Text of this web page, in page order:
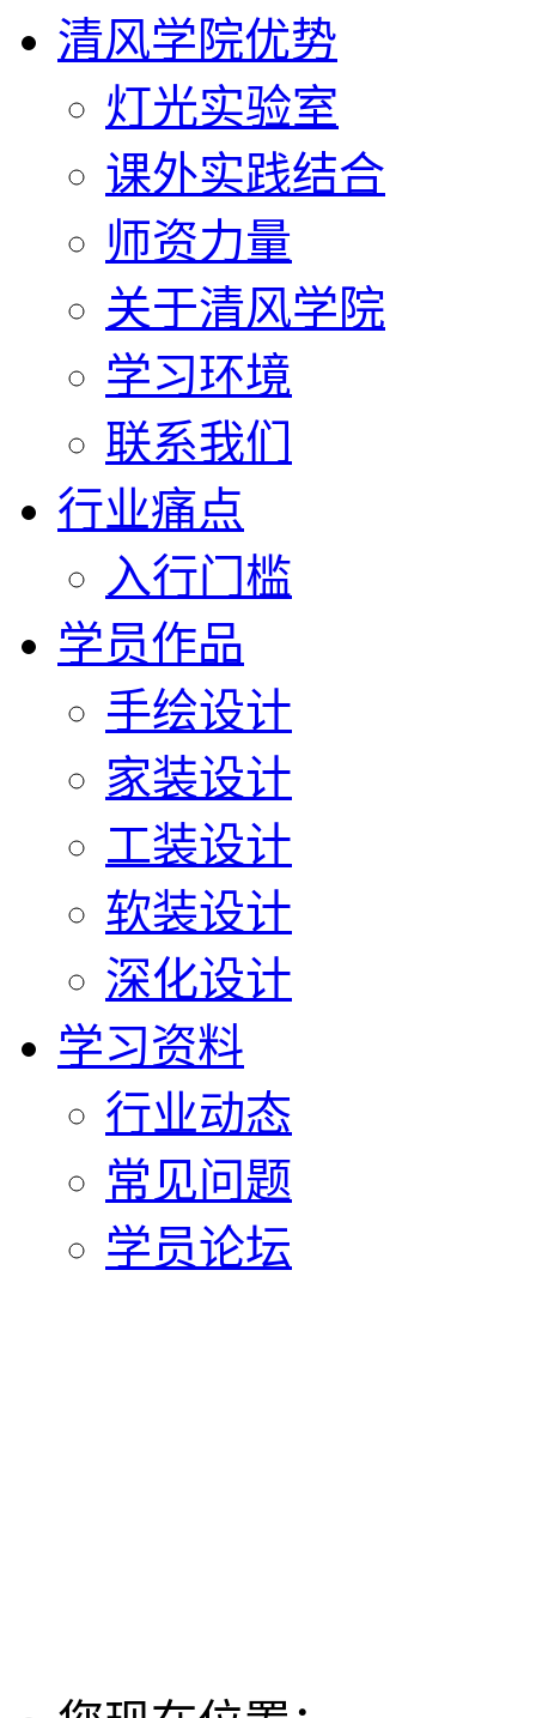
清风学院优势
灯光实验室
课外实践结合
师资力量
关于清风学院
学习环境
联系我们
行业痛点
入行门槛
学员作品
手绘设计
家装设计
工装设计
软装设计
深化设计
学习资料
行业动态
常见问题
学员论坛